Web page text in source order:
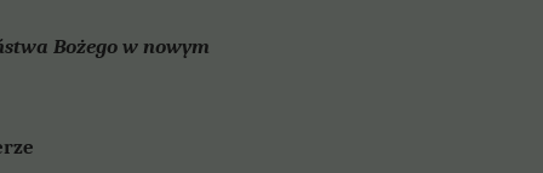
Bożego w nowym